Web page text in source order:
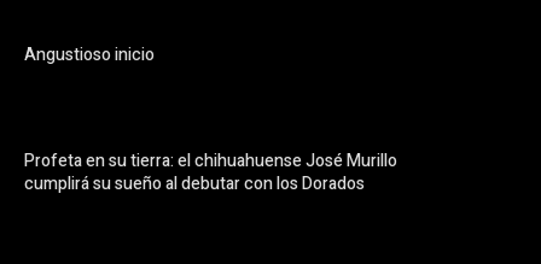
Angustioso inicio
Profeta en su tierra: el chihuahuense José Murillo
cumplirá su sueño al debutar con los Dorados